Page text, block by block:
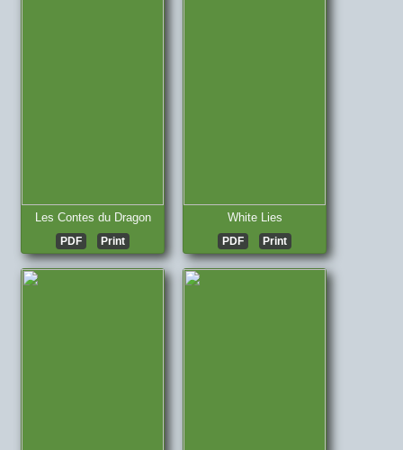
Les Contes du Dragon
PDF Print
White Lies
PDF Print